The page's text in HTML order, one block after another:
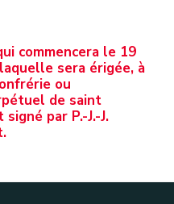
commencera le 19
sera érigée, à
ou
de saint
par P.-J.-J.